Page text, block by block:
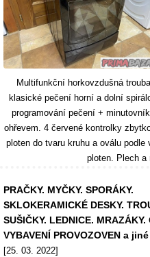
Multifunkční horkovzdušná
klasické pečení horní a dolní
programování pečení +
ohřevem. 4 červené kontrolky
ploten do tvaru kruhu a oválu
ploten. Plech
PRAČKY. MYČKY. SPORÁKY.
SKLOKERAMICKÉ DESKY.
SUŠIČKY. LEDNICE. MRAZÁKY.
VYBAVENÍ PROVOZOVEN a jiné
[25. 03. 2022]